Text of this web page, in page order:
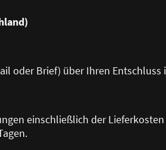
oder Brief) über Ihren Entschluss
einschließlich der